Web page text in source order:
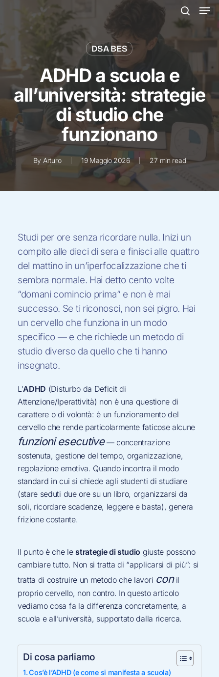
content
search
DSA BES
ADHD a scuola e
all’università: strategie
di studio che
funzionano
By Arturo 19 Maggio 2026 27 min read
Studi per ore senza ricordare nulla. Inizi un
compito alle dieci di sera e finisci alle quattro
del mattino in un’iperfocalizzazione che ti
sembra normale. Hai detto cento volte
“domani comincio prima” e non è mai
successo. Se ti riconosci, non sei pigro. Hai
un cervello che funziona in un modo
specifico — e che richiede un metodo di
studio diverso da quello che ti hanno
insegnato.
L’ADHD (Disturbo da Deficit di
Attenzione/Iperattività) non è una questione di
carattere o di volontà: è un funzionamento del
cervello che rende particolarmente faticose alcune
funzioni esecutive— concentrazione
sostenuta, gestione del tempo, organizzazione,
regolazione emotiva. Quando incontra il modo
standard in cui si chiede agli studenti di studiare
(stare seduti due ore su un libro, organizzarsi da
soli, ricordare scadenze, leggere e basta), genera
frizione costante.
Il punto è che le strategie di studio giuste possono
cambiare tutto. Non si tratta di “applicarsi di più”: si
tratta di costruire un metodo che lavori conil
proprio cervello, non contro. In questo articolo
vediamo cosa fa la differenza concretamente, a
scuola e all’università, supportato dalla ricerca.
Di cosa parliamo
Cos’è l’ADHD (e come si manifesta a scuola)